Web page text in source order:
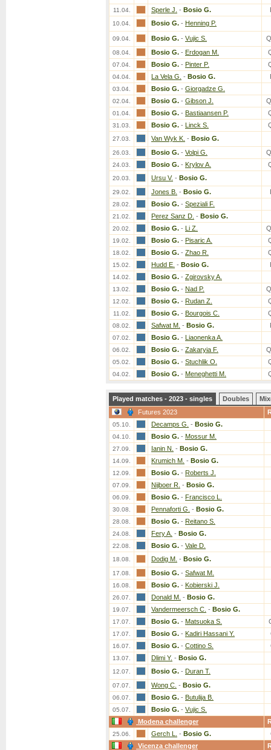
11.04. Sperle J. - Bosio G.
10.04. Bosio G. - Henning P.
09.04. Bosio G. - Vujic S.
08.04. Bosio G. - Erdogan M.
07.04. Bosio G. - Pinter P.
04.04. La Vela G. - Bosio G.
03.04. Bosio G. - Giorgadze G.
02.04. Bosio G. - Gibson J.
01.04. Bosio G. - Bastiaansen P.
31.03. Bosio G. - Linck S.
27.03. Van Wyk K. - Bosio G.
26.03. Bosio G. - Volpi G.
24.03. Bosio G. - Krylov A.
20.03. Ursu V. - Bosio G.
29.02. Jones B. - Bosio G.
28.02. Bosio G. - Speziali F.
21.02. Perez Sanz D. - Bosio G.
20.02. Bosio G. - Li Z.
19.02. Bosio G. - Pisaric A.
18.02. Bosio G. - Zhao R.
15.02. Hudd E. - Bosio G.
14.02. Bosio G. - Zgirovsky A.
13.02. Bosio G. - Nad P.
12.02. Bosio G. - Rudan Z.
11.02. Bosio G. - Bourgois C.
08.02. Safwat M. - Bosio G.
07.02. Bosio G. - Liaonenka A.
06.02. Bosio G. - Zakaryia F.
05.02. Bosio G. - Stuchlik O.
04.02. Bosio G. - Meneghetti M.
Played matches - 2023 - singles Doubles
Futures 2023
05.10. Decamps G. - Bosio G.
04.10. Bosio G. - Mossur M.
27.09. Ianin N. - Bosio G.
14.09. Krumich M. - Bosio G.
12.09. Bosio G. - Roberts J.
07.09. Nijboer R. - Bosio G.
06.09. Bosio G. - Francisco L.
30.08. Pennaforti G. - Bosio G.
28.08. Bosio G. - Reitano S.
24.08. Fery A. - Bosio G.
22.08. Bosio G. - Vale D.
18.08. Dodig M. - Bosio G.
17.08. Bosio G. - Safwat M.
16.08. Bosio G. - Kobierski J.
26.07. Donald M. - Bosio G.
19.07. Vandermeersch C. - Bosio G.
17.07. Bosio G. - Matsuoka S.
17.07. Bosio G. - Kadiri Hassani Y.
16.07. Bosio G. - Cottino S.
13.07. Dlimi Y. - Bosio G.
12.07. Bosio G. - Duran T.
07.07. Wong C. - Bosio G.
06.07. Bosio G. - Butulija B.
05.07. Bosio G. - Vujic S.
Modena challenger
25.06. Gerch L. - Bosio G.
Vicenza challenger